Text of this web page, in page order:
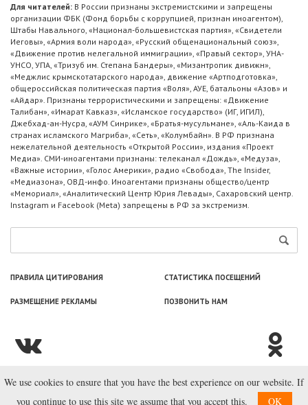
Для читателей: В России признаны экстремистскими и запрещены
организации ФБК (Фонд борьбы с коррупцией, признан иноагентом),
Штабы Навального, «Национал-большевистская партия», «Свидетели
Иеговы», «Армия воли народа», «Русский общенациональный союз»,
«Движение против нелегальной иммиграции», «Правый сектор», УНА-
УНСО, УПА, «Тризуб им. Степана Бандеры», «Мизантропик дивижн»,
«Меджлис крымскотатарского народа», движение «Артподготовка»,
общероссийская политическая партия «Воля», АУЕ, батальоны «Азов» и
«Айдар». Признаны террористическими и запрещены: «Движение
Талибан», «Имарат Кавказ», «Исламское государство» (ИГ, ИГИЛ),
Джебхад-ан-Нусра, «АУМ Синрике», «Братья-мусульмане», «Аль-Каида в
странах исламского Магриба», «Сеть», «Колумбайн». В РФ признана
нежелательной деятельность «Открытой России», издания «Проект
Медиа». СМИ-иноагентами признаны: телеканал «Дождь», «Медуза»,
«Важные истории», «Голос Америки», радио «Свобода», The Insider,
«Медиазона», ОВД-инфо. Иноагентами признаны общество/центр
«Мемориал», «Аналитический Центр Юрия Левады», Сахаровский центр.
Instagram и Facebook (Metа) запрещены в РФ за экстремизм.
ПРАВИЛА ЦИТИРОВАНИЯ СТАТИСТИКА ПОСЕЩЕНИЙ
РАЗМЕЩЕНИЕ РЕКЛАМЫ ПОЗВОНИТЬ НАМ
© ООО «Лаборатория Новоcтей», 2003—2026.
We use cookies to ensure that you have the best experience on our website. If
you continue to use this site we assume that you accept this.
OK